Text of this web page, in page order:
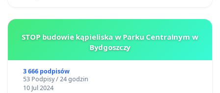
STOP budowie kąpieliska w Parku Centralnym w
Bydgoszczy
3 666 podpisów
53 Podpisy / 24 godzin
10 Jul 2024